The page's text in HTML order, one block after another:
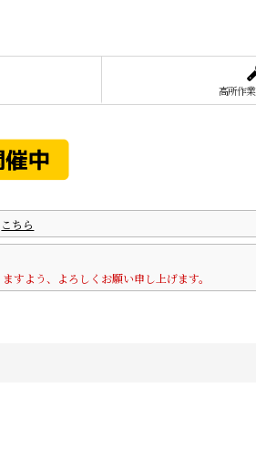
高所作
こちら
すよう、よろしくお願い申し上げます。